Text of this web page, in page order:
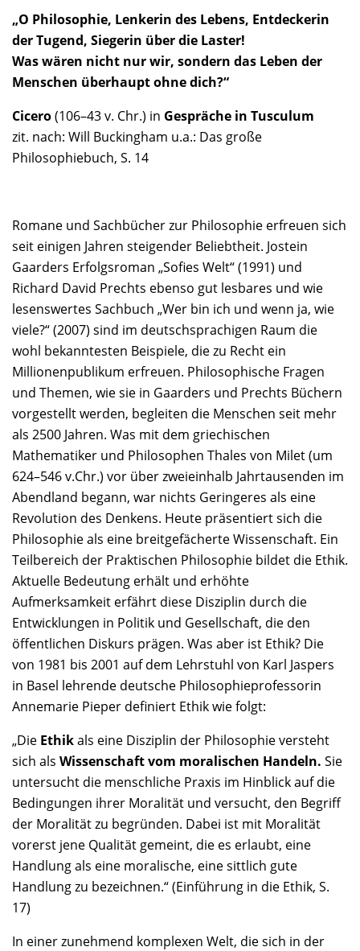
„O Philosophie, Lenkerin des Lebens, Entdeckerin
der Tugend, Siegerin über die Laster!
Was wären nicht nur wir, sondern das Leben der
Menschen überhaupt ohne dich?“
Cicero(106–43 v. Chr.) in Gespräche in Tusculum
zit. nach: Will Buckingham u.a.: Das große
Philosophiebuch, S. 14
Romane und Sachbücher zur Philosophie erfreuen sich
seit einigen Jahren steigender Beliebtheit. Jostein
Gaarders Erfolgsroman „Sofies Welt“ (1991) und
Richard David Prechts ebenso gut lesbares und wie
lesenswertes Sachbuch „Wer bin ich und wenn ja, wie
viele?“ (2007) sind im deutschsprachigen Raum die
wohl bekanntesten Beispiele, die zu Recht ein
Millionenpublikum erfreuen. Philosophische Fragen
und Themen, wie sie in Gaarders und Prechts Büchern
vorgestellt werden, begleiten die Menschen seit mehr
als 2500 Jahren. Was mit dem griechischen
Mathematiker und Philosophen Thales von Milet (um
624–546 v.Chr.) vor über zweieinhalb Jahrtausenden im
Abendland begann, war nichts Geringeres als eine
Revolution des Denkens. Heute präsentiert sich die
Philosophie als eine breitgefächerte Wissenschaft. Ein
Teilbereich der Praktischen Philosophie bildet die Ethik.
Aktuelle Bedeutung erhält und erhöhte
Aufmerksamkeit erfährt diese Disziplin durch die
Entwicklungen in Politik und Gesellschaft, die den
öffentlichen Diskurs prägen. Was aber ist Ethik? Die
von 1981 bis 2001 auf dem Lehrstuhl von Karl Jaspers
in Basel lehrende deutsche Philosophieprofessorin
Annemarie Pieper definiert Ethik wie folgt:
„Die Ethikals eine Disziplin der Philosophie versteht
sich als Wissenschaft vom moralischen Handeln. Sie
untersucht die menschliche Praxis im Hinblick auf die
Bedingungen ihrer Moralität und versucht, den Begriff
der Moralität zu begründen. Dabei ist mit Moralität
vorerst jene Qualität gemeint, die es erlaubt, eine
Handlung als eine moralische, eine sittlich gute
Handlung zu bezeichnen.“ (Einführung in die Ethik, S.
17)
In einer zunehmend komplexen Welt, die sich in der